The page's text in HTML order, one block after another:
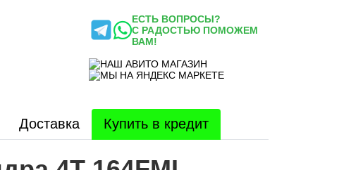
ЕСТЬ ВОПРОСЫ?
С РАДОСТЬЮ ПОМОЖЕМ
ВАМ!
Доставка Купить в кредит